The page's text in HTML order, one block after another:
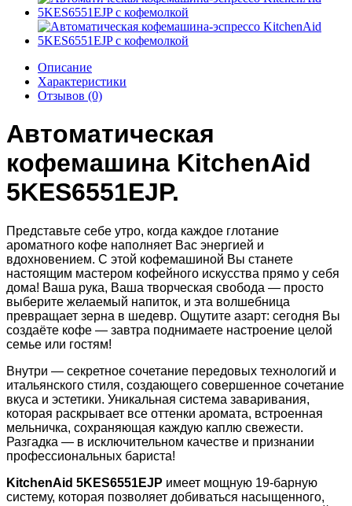
Описание
Характеристики
Отзывов (0)
Автоматическая
кофемашина KitchenAid
5KES6551EJP.
Представьте себе утро, когда каждое глотание
ароматного кофе наполняет Вас энергией и
вдохновением. С этой кофемашиной Вы станете
настоящим мастером кофейного искусства прямо у себя
дома! Ваша рука, Ваша творческая свобода — просто
выберите желаемый напиток, и эта волшебница
превращает зерна в шедевр. Ощутите азарт: сегодня Вы
создаёте кофе — завтра поднимаете настроение целой
семье или гостям!
Внутри — секретное сочетание передовых технологий и
итальянского стиля, создающего совершенное сочетание
вкуса и эстетики. Уникальная система заваривания,
которая раскрывает все оттенки аромата, встроенная
мельничка, сохраняющая каждую каплю свежести.
Разгадка — в исключительном качестве и признании
профессиональных бариста!
KitchenAid 5KES6551EJP имеет мощную 19-барную
систему, которая позволяет добиваться насыщенного,